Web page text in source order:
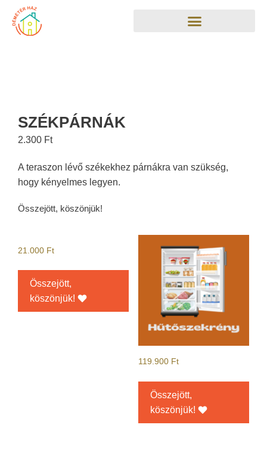
SZÉKPÁRNÁK
2.300 Ft
A teraszon lévő székekhez párnákra van szükség,
hogy kényelmes legyen.
Összejött, köszönjük!
21.000 Ft
Összejött,
köszönjük!
119.900 Ft
Összejött,
köszönjük!